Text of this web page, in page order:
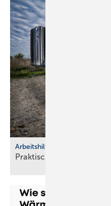
Arbeitshilfen
Praktische Hilfs­mittel für